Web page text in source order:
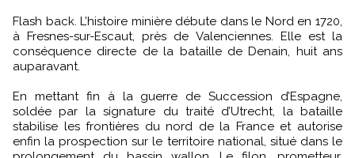
Flash back. L’histoire minière débute dans le Nord en 1720,
à Fresnes-sur-Escaut, près de Valenciennes. Elle est la
conséquence directe de la bataille de Denain, huit ans
auparavant.
En mettant fin à la guerre de Succession d’Espagne,
soldée par la signature du traité d’Utrecht, la bataille
stabilise les frontières du nord de la France et autorise
enfin la prospection sur le territoire national, situé dans le